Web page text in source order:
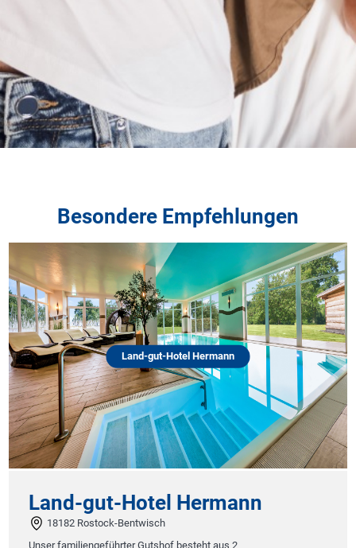
Besondere Empfehlungen
Land-gut-Hotel Hermann
Land-gut-Hotel Hermann
18182 Rostock-Bentwisch
Unser familiengeführter Gutshof besteht aus 2